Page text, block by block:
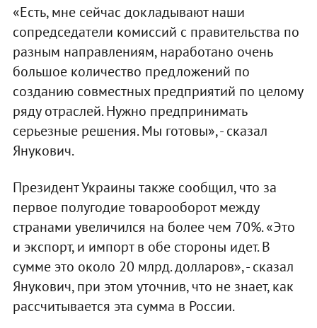
«Есть, мне сейчас докладывают наши
сопредседатели комиссий с правительства по
разным направлениям, наработано очень
большое количество предложений по
созданию совместных предприятий по целому
ряду отраслей. Нужно предпринимать
серьезные решения. Мы готовы», - сказал
Янукович.
Президент Украины также сообщил, что за
первое полугодие товарооборот между
странами увеличился на более чем 70%. «Это
и экспорт, и импорт в обе стороны идет. В
сумме это около 20 млрд. долларов», - сказал
Янукович, при этом уточнив, что не знает, как
рассчитывается эта сумма в России.